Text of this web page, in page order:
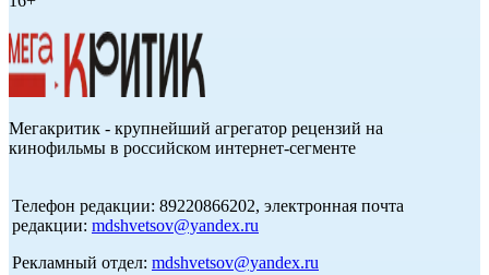
Мегакритик - крупнейший агрегатор рецензий на
кинофильмы в российском интернет-сегменте
Телефон редакции: 89220866202, электронная почта
редакции: mdshvetsov@yandex.ru
Рекламный отдел: mdshvetsov@yandex.ru